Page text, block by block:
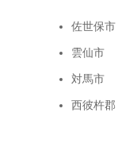
佐世保市
雲仙市
対馬市
西彼杵郡